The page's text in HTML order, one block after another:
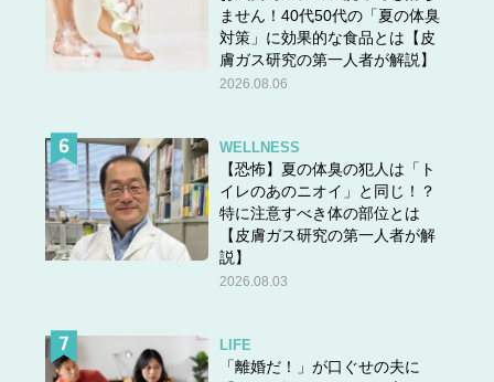
ません！40代50代の「夏の体臭
対策」に効果的な食品とは【皮
膚ガス研究の第一人者が解説】
2026.08.06
WELLNESS
【恐怖】夏の体臭の犯人は「ト
イレのあのニオイ」と同じ！？
特に注意すべき体の部位とは
【皮膚ガス研究の第一人者が解
説】
2026.08.03
LIFE
「離婚だ！」が口ぐせの夫に